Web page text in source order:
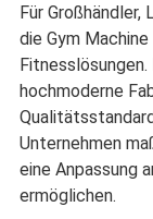
Für
die Gym
hochmoderne
Unternehmen
eine Anpassung
ermöglichen.